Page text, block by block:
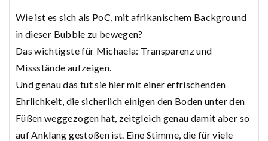
Wie ist es sich als PoC, mit afrikanischem Background
in dieser Bubble zu bewegen?
Das wichtigste für Michaela: Transparenz und
Missstände aufzeigen.
Und genau das tut sie hier mit einer erfrischenden
Ehrlichkeit, die sicherlich einigen den Boden unter den
Füßen weggezogen hat, zeitgleich genau damit aber so
auf Anklang gestoßen ist. Eine Stimme, die für viele